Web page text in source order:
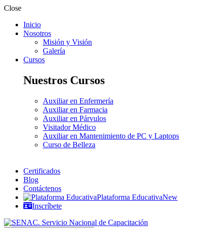
Close
Inicio
Nosotros
Misión y Visión
Galería
Cursos
Nuestros Cursos
Auxiliar en Enfermería
Auxiliar en Farmacia
Auxiliar en Párvulos
Visitador Médico
Auxiliar en Mantenimiento de PC y Laptops
Curso de Belleza
Certificados
Blog
Contáctenos
Plataforma EducativaNew
Inscríbete